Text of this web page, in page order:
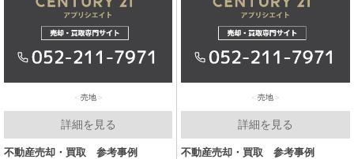
売地
詳細を見る
不動産売却・買取 参考事例
売地
詳細を見る
不動産売却・買取 参考事例